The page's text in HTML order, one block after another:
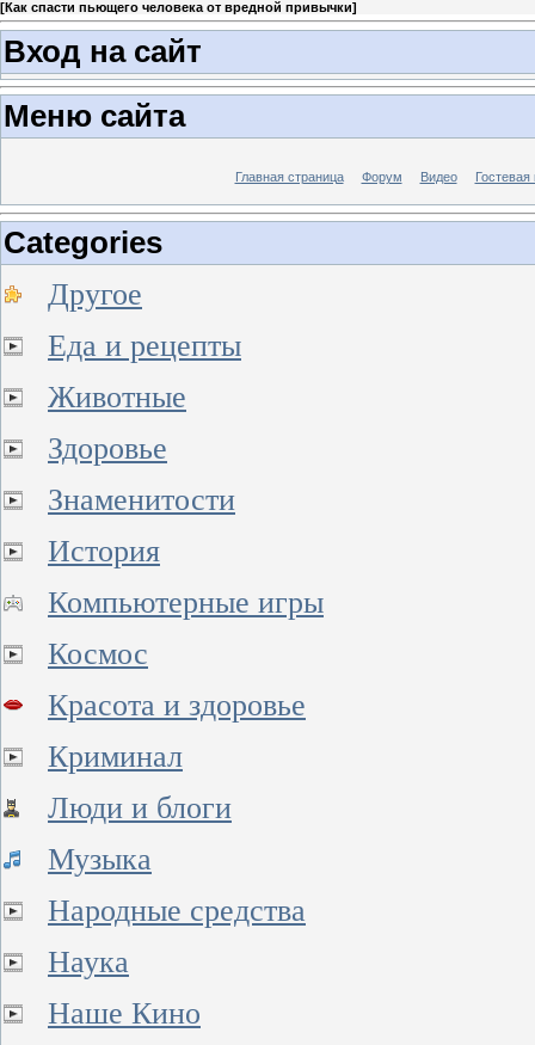
[Как спасти пьющего человека от вредной привычки]
Вход на сайт
Меню сайта
Главная страница Форум Видео Гостевая
Categories
Другое
Еда и рецепты
Животные
Здоровье
Знаменитости
История
Компьютерные игры
Космос
Красота и здоровье
Криминал
Люди и блоги
Музыка
Народные средства
Наука
Наше Кино